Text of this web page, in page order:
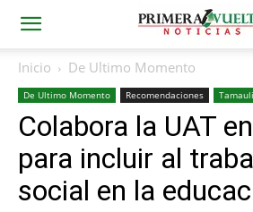
Inicio De Ultimo Momento
De Ultimo Momento Recomendaciones
Colabora la UAT
para incluir al
social en la